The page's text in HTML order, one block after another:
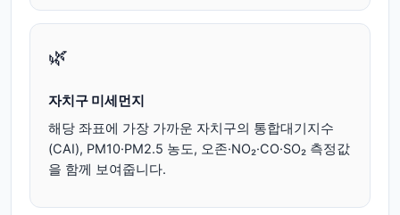
🌿
자치구 미세먼지
해당 좌표에 가장 가까운 자치구의 통합대기지수
(CAI), PM10·PM2.5 농도, 오존·NO₂·CO·SO₂ 측정값
을 함께 보여줍니다.